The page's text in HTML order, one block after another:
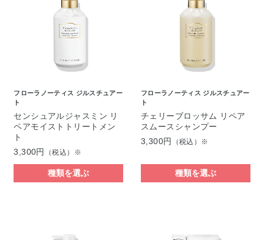
フローラノーティス ジルスチュアー
ト
センシュアルジャスミン リ
ペアモイストトリートメン
ト
3,300円
（税込）※
種類を選ぶ
フローラノーティス ジルスチュアー
ト
チェリーブロッサム リペア
スムースシャンプー
3,300円
（税込）※
種類を選ぶ